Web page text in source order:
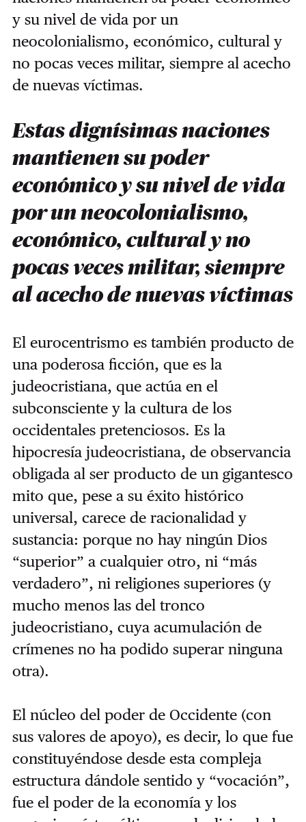
y su nivel de vida por un
neocolonialismo, económico, cultural y
no pocas veces militar, siempre al acecho
de nuevas víctimas.
Estas dignísimas naciones
mantienen su poder
económico y su nivel de vida
por un neocolonialismo,
económico, cultural y no
pocas veces militar, siempre
al acecho de nuevas víctimas
El eurocentrismo es también producto de
una poderosa ficción, que es la
judeocristiana, que actúa en el
subconsciente y la cultura de los
occidentales pretenciosos. Es la
hipocresía judeocristiana, de observancia
obligada al ser producto de un gigantesco
mito que, pese a su éxito histórico
universal, carece de racionalidad y
sustancia: porque no hay ningún Dios
“superior” a cualquier otro, ni “más
verdadero”, ni religiones superiores (y
mucho menos las del tronco
judeocristiano, cuya acumulación de
crímenes no ha podido superar ninguna
otra).
El núcleo del poder de Occidente (con
sus valores de apoyo), es decir, lo que fue
constituyéndose desde esta compleja
estructura dándole sentido y “vocación”,
fue el poder de la economía y los